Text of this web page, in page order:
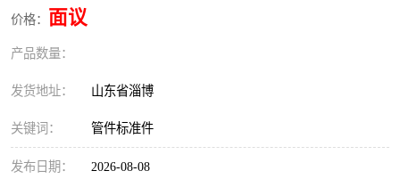
价格： 面议
产品数量：
发货地址： 山东省淄博
关键词： 管件标准件
发布日期： 2026-08-08